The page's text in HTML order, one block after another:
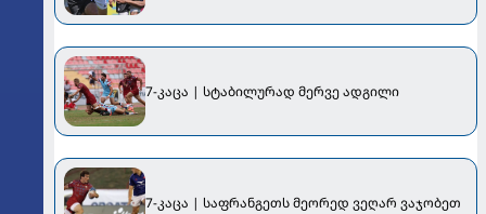
7-კაცა | სტაბილურად მერვე ადგილი
7-კაცა | საფრანგეთს მეორედ ვეღარ ვაჯობეთ